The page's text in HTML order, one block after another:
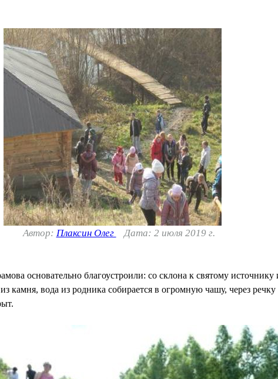
Автор: Плаксин Олег Дата: 2 июля 2019 г.
основательно благоустроили: со склона к святому источнику
камня, вода из родника собирается в огромную чашу, через